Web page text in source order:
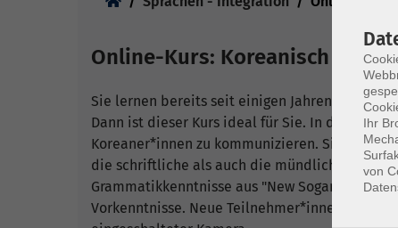
Online-Kurs: Koreanisch - A2
Sie lernen bereits seit einigen Jahren
Dann ist dieser Kurs ideal für Sie. In diesem
Koreaner*innen zu kommunizieren. Sie
die schriftliche als auch die mündliche
Grammatikkenntnisse aus "New Sogang
Vorkenntnisse. Neue Teilnehmer*innen sind
Ihr
von